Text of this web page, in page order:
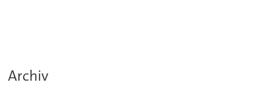
Archiv